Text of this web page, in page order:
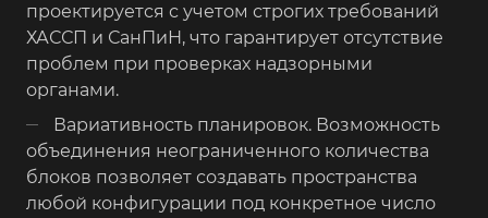
проектируется с учетом строгих требований
ХАССП и СанПиН, что гарантирует отсутствие
проблем при проверках надзорными
органами.
Вариативность планировок. Возможность
объединения неограниченного количества
блоков позволяет создавать пространства
любой конфигурации под конкретное число